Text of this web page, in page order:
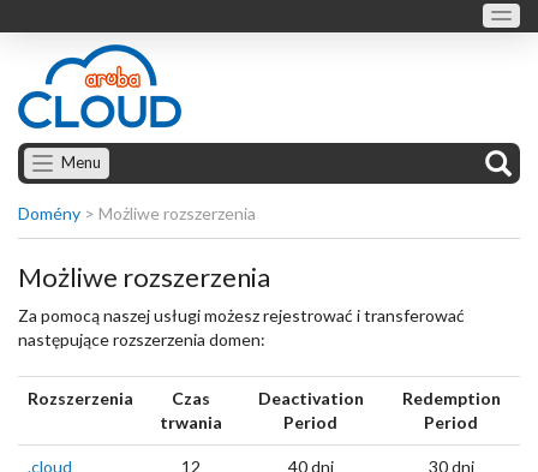
Menu
Domény > Możliwe rozszerzenia
Możliwe rozszerzenia
Za pomocą naszej usługi możesz rejestrować i transferować
następujące rozszerzenia domen:
Rozszerzenia
Czas
trwania
Deactivation
Period
Redemption
Period
.cloud
12
40 dni 30 dni